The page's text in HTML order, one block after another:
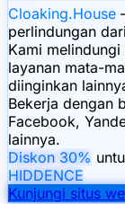
Cloaking.House
perlindungan
Kami
layanan mata-
diinginkan
Bekerja dengan
Facebook,
lainnya.
Diskon 30%
HIDDENCE
Kunjungi situs